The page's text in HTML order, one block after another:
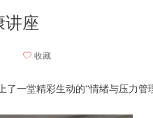
讲座
一堂精彩生动的“情绪与压力管
ꄀ 收藏